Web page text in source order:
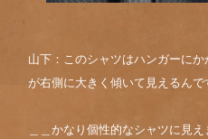
山下：このシャツはハンガーに
が右側に大きく傾いて見えるんで
＿＿かなり個性的なシャツに見え